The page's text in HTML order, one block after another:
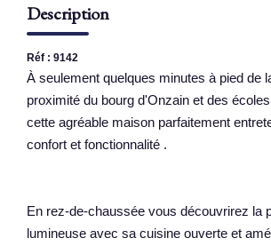
Description
Réf : 9142
À seulement quelques minutes à pied de
proximité du bourg d'Onzain et des
cette agréable maison parfaitement
confort et fonctionnalité .
En rez-de-chaussée vous découvrirez la
lumineuse avec sa cuisine ouverte et